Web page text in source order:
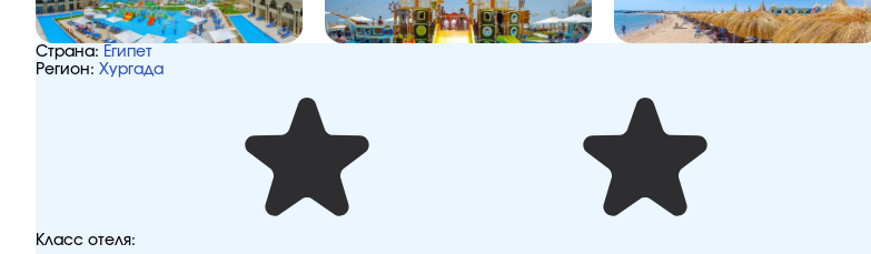
Страна: Египет
Регион: Хургада
Класс отеля: